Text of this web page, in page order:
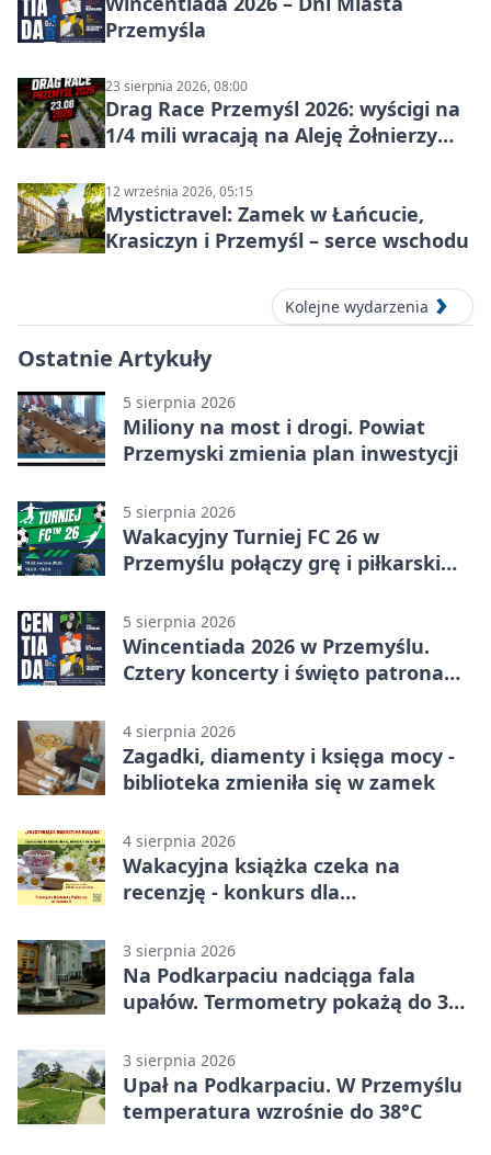
Przemyśla
23 sierpnia 2026, 08:00
Drag Race Przemyśl 2026: wyścigi na
1/4 mili wracają na Aleję Żołnierzy
12 września 2026, 05:15
Mystictravel: Zamek w Łańcucie,
Krasiczyn i Przemyśl – serce wschodu
Kolejne wydarzenia
Ostatnie Artykuły
5 sierpnia 2026
Miliony na most i drogi. Powiat
Przemyski zmienia plan inwestycji
5 sierpnia 2026
Wakacyjny Turniej FC 26 w
Przemyślu połączy grę i piłkarski
5 sierpnia 2026
Wincentiada 2026 w Przemyślu.
Cztery koncerty i święto patrona
4 sierpnia 2026
Zagadki, diamenty i księga mocy -
biblioteka zmieniła się w zamek
4 sierpnia 2026
Wakacyjna książka czeka na
recenzję - konkurs dla
3 sierpnia 2026
Na Podkarpaciu nadciąga fala
upałów. Termometry pokażą do 36
3 sierpnia 2026
Upał na Podkarpaciu. W Przemyślu
temperatura wzrośnie do 38°C